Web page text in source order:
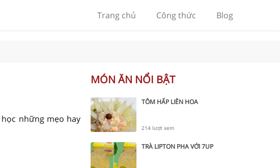
Trang chủ Công thức Blog
những mẹo hay
MÓN ĂN NỔI BẬT
TÔM HẤP LIÊN HOA
214 lượt xem
TRÀ LIPTON PHA VỚI 7UP